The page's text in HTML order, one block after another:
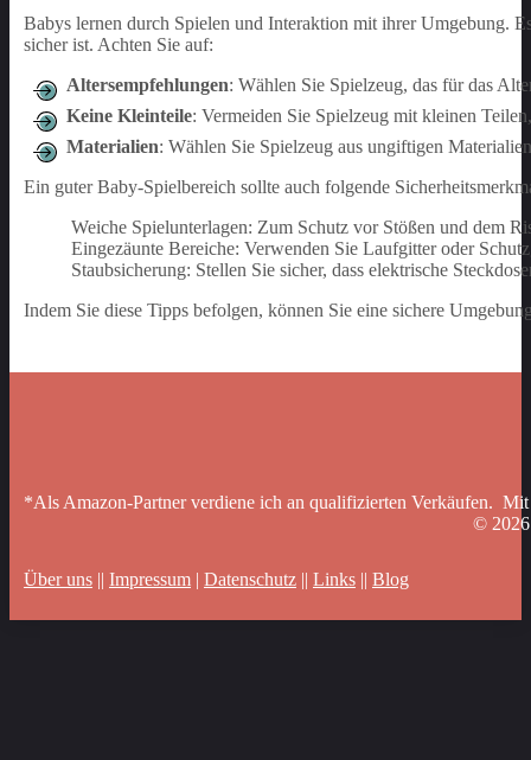
Babys lernen durch Spielen und Interaktion mit ihrer Umgebung.
sicher ist. Achten Sie auf:
Altersempfehlungen: Wählen Sie Spielzeug, das für das
Keine Kleinteile: Vermeiden Sie Spielzeug mit kleinen
Materialien: Wählen Sie Spielzeug aus ungiftigen
Ein guter Baby-Spielbereich sollte auch folgende
Weiche Spielunterlagen: Zum Schutz vor Stößen und dem
Eingezäunte Bereiche: Verwenden Sie Laufgitter oder
Staubsicherung: Stellen Sie sicher, dass elektrische
Indem Sie diese Tipps befolgen, können Sie eine sichere
*Als Amazon-Partner verdiene ich an qualifizierten Verkäufen.
©
Über uns || Impressum | Datenschutz || Links || Blog